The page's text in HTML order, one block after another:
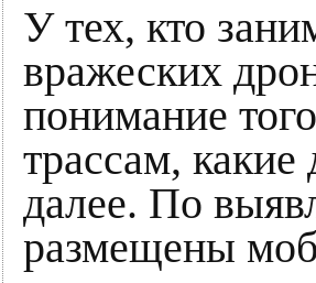
У тех, кто
вражеских
понимание
трассам,
далее. По
размещены